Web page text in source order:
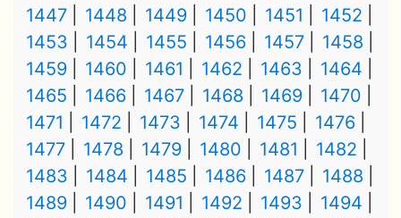
1447
1448 1449 1450 1451
1452
1453
1454 1455 1456 1457
1458
1459
1460 1461 1462 1463
1464
1465
1466 1467 1468 1469
1470
1471
1472 1473 1474 1475
1476
1477
1478 1479 1480 1481
1482
1483
1484 1485 1486 1487
1488
1489
1490 1491 1492 1493
1494